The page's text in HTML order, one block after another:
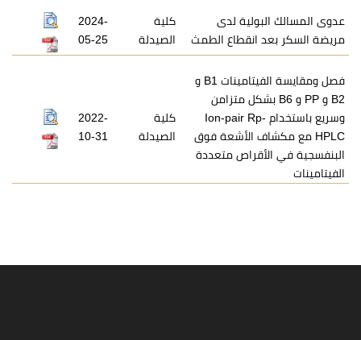
عدوى المسالك البولية لدى
مريضة السكر بعد انقطاع الطمث
كلية
الصيدلة
2024-
05-25
فصل ومقايسة الفيتامينات B1 و
B2 و PP و B6 بشكل متزامن
وسريع باستخدام Ion-pair Rp-
HPLC مع مكشاف الأشعة فوق
البنفسجية في الأقراص متعددة
الفيتامينات
كلية
الصيدلة
2022-
10-31